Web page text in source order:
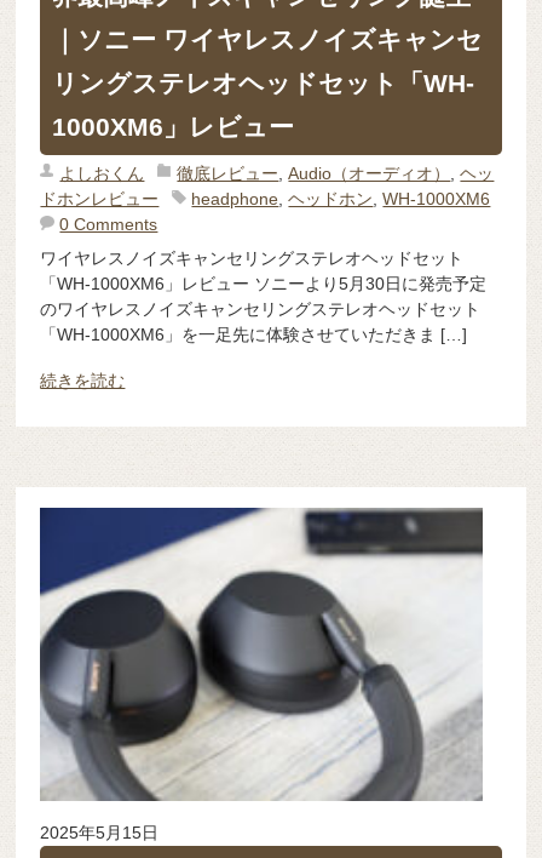
｜ソニー ワイヤレスノイズキャンセ
リングステレオヘッドセット「WH-
1000XM6」レビュー
よしおくん 徹底レビュー ,Audio（オーディオ） ,ヘッ
ドホンレビュー
headphone ,ヘッドホン ,WH-1000XM6
0 Comments
ワイヤレスノイズキャンセリングステレオヘッドセット
「WH-1000XM6」レビュー ソニーより5月30日に発売予定
のワイヤレスノイズキャンセリングステレオヘッドセット
「WH-1000XM6」を一足先に体験させていただきま […]
続きを読む
2025年5月15日